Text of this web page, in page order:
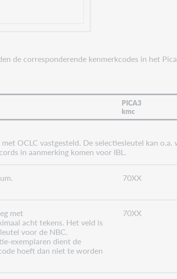
de corresponderende kenmerkcodes in het
PICA3
kmc
OCLC vastgesteld. De selectiesleutel kan
in aanmerking komen voor IBL.
70XX
met
acht tekens. Het veld is
voor de NBC.
exemplaren dient de
hoeft dan niet te worden
70XX